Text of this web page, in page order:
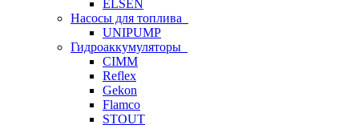
ELSEN
Насосы для топлива
UNIPUMP
Гидроаккумуляторы
CIMM
Reflex
Gekon
Flamco
STOUT